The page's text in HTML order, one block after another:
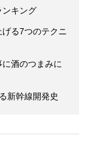
キング
る7つのテクニ
酒のつまみに
新幹線開発史